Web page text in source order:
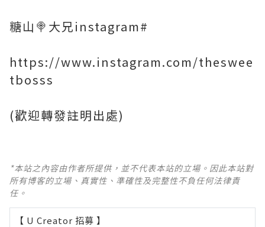
糖山🍭大兄instagram#
https://www.instagram.com/theswee
tbosss
(歡迎轉發註明出處)
*本站之內容由作者所提供，並不代表本站的立場。因此本站對
所有博客的立場、真實性、準確性及完整性不負任何法律責
任。
【 U Creator 招募 】